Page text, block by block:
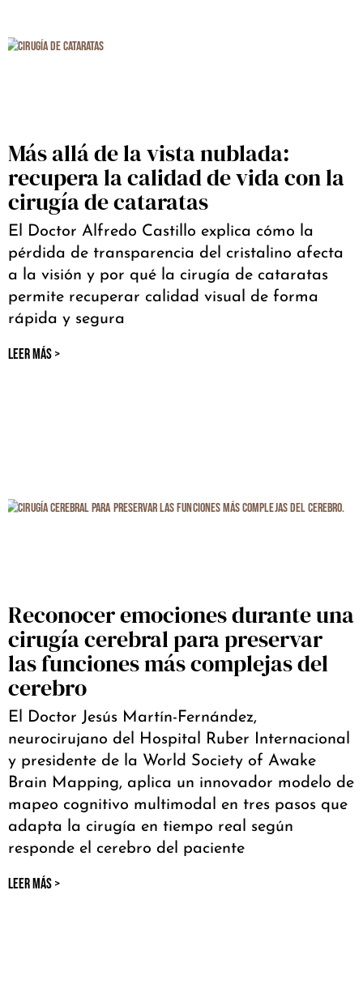
Más allá de la vista nublada:
recupera la calidad de vida con la
cirugía de cataratas
El Doctor Alfredo Castillo explica cómo la
pérdida de transparencia del cristalino afecta
a la visión y por qué la cirugía de cataratas
permite recuperar calidad visual de forma
rápida y segura
LEER MÁS >
Reconocer emociones durante una
cirugía cerebral para preservar
las funciones más complejas del
cerebro
El Doctor Jesús Martín-Fernández,
neurocirujano del Hospital Ruber Internacional
y presidente de la World Society of Awake
Brain Mapping, aplica un innovador modelo de
mapeo cognitivo multimodal en tres pasos que
adapta la cirugía en tiempo real según
responde el cerebro del paciente
LEER MÁS >